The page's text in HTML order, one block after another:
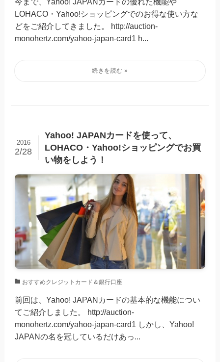
LOHACO・Yahoo!ショッピングでのお得な使い方な
どをご紹介してきました。 http://auction-
monohertz.com/yahoo-japan-card1 h...
Yahoo! JAPANカードを使って、
LOHACO・Yahoo!ショッピングでお買
い物をしよう！
2016
2/28
おすすめクレジットカード＆銀行口座
前回は、Yahoo! JAPANカードの基本的な機能につい
てご紹介しました。 http://auction-
monohertz.com/yahoo-japan-card1 しかし、Yahoo!
JAPANの名を冠しているだけあっ...